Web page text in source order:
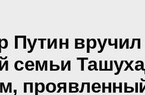
Путин
семьи